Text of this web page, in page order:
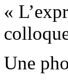
«
Une